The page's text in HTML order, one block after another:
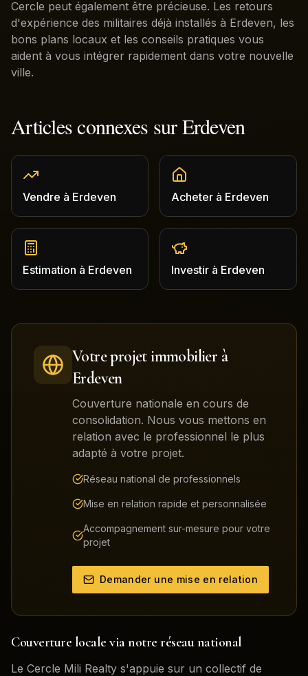
Cercle peut également être précieuse. Les retours
d'expérience des militaires déjà installés à Erdeven, les
bons plans locaux et les conseils pratiques vous
aident à vous intégrer rapidement dans votre nouvelle
ville.
Articles connexes surErdeven
Vendre à Erdeven Acheter à Erdeven
Estimation à Erdeven Investir à Erdeven
Votre projet immobilier à
Erdeven
Couverture nationale en cours de
consolidation. Nous vous mettons en
relation avec le professionnel le plus
adapté à votre projet.
Réseau national de professionnels
Mise en relation rapide et personnalisée
Accompagnement sur-mesure pour votre
projet
Demander une mise en relation
Couverture locale via notre réseau national
Le Cercle Mili Realty s'appuie sur un collectif de